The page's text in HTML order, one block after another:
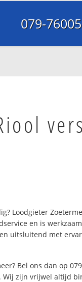
079-
Loodgieter
en is
uitsluitend met
Bel ons dan op
Wij zijn vrijwel altijd